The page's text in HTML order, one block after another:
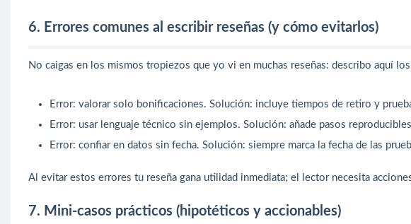
6. Errores comunes al escribir reseñas (y cómo evitarlos)
No caigas en los mismos tropiezos que yo vi en muchas reseñas: describo aquí
Error: valorar solo bonificaciones. Solución: incluye tiempos de retiro y
Error: usar lenguaje técnico sin ejemplos. Solución: añade pasos
Error: confiar en datos sin fecha. Solución: siempre marca la fecha de las
Al evitar estos errores tu reseña gana utilidad inmediata; el lector necesita
7. Mini-casos prácticos (hipotéticos y accionables)